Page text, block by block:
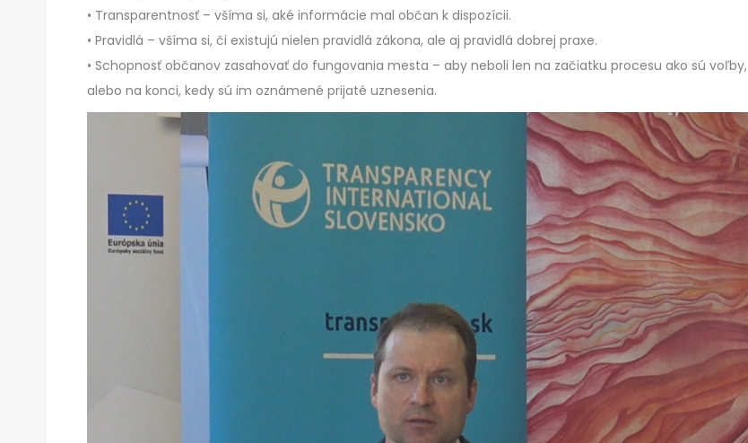
• Transparentnosť – všíma si, aké informácie mal občan k dispozícii.
• Pravidlá – všíma si, či existujú nielen pravidlá zákona, ale aj pravidlá dobrej praxe.
• Schopnosť občanov zasahovať do fungovania mesta – aby neboli len na začiatku procesu ako sú voľby,
alebo na konci, kedy sú im oznámené prijaté uznesenia.